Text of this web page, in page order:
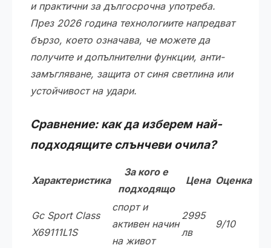
и практични за дългосрочна употреба.
През 2026 година технологиите напредват
бързо, което означава, че можете да
получите и допълнителни функции, анти-
замъгляване, защита от синя светлина или
устойчивост на удари.
Сравнение: как да изберем най-
подходящите слънчеви очила?
Характеристика
За кого е
подходящо
Цена Оценка
Gc Sport Class
X69111L1S
спорт и
активен начин
на живот
2995
лв
9/10